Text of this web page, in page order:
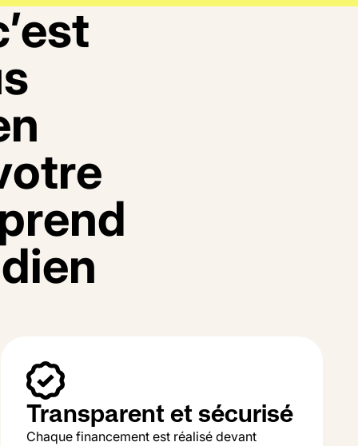
’est
s
n
otre
rend
dien
Transparent et sécurisé
Chaque financement est réalisé devant